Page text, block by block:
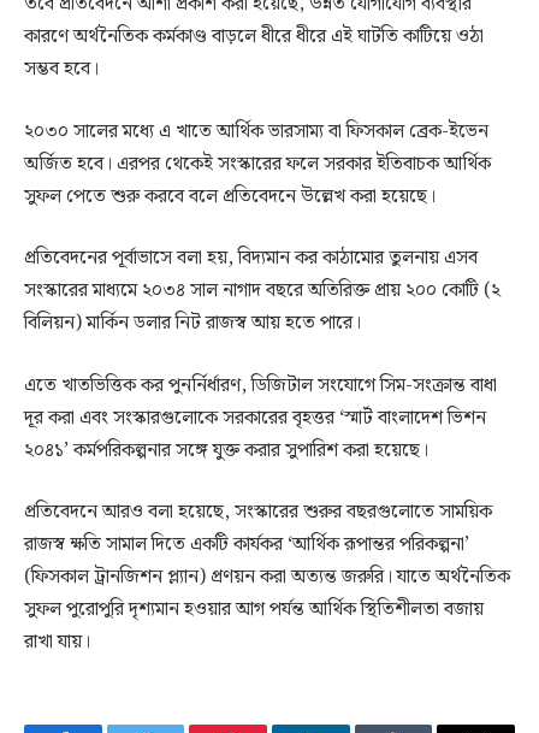
কারণে অর্থনৈতিক কর্মকাণ্ড বাড়লে ধীরে ধীরে এই ঘাটতি কাটিয়ে ওঠা
সম্ভব হবে।
২০৩০ সালের মধ্যে এ খাতে আর্থিক ভারসাম্য বা ফিসকাল ব্রেক-ইভেন
অর্জিত হবে। এরপর থেকেই সংস্কারের ফলে সরকার ইতিবাচক আর্থিক
সুফল পেতে শুরু করবে বলে প্রতিবেদনে উল্লেখ করা হয়েছে।
প্রতিবেদনের পূর্বাভাসে বলা হয়, বিদ্যমান কর কাঠামোর তুলনায় এসব
সংস্কারের মাধ্যমে ২০৩৪ সাল নাগাদ বছরে অতিরিক্ত প্রায় ২০০ কোটি (২
বিলিয়ন) মার্কিন ডলার নিট রাজস্ব আয় হতে পারে।
এতে খাতভিত্তিক কর পুনর্নির্ধারণ, ডিজিটাল সংযোগে সিম-সংক্রান্ত বাধা
দূর করা এবং সংস্কারগুলোকে সরকারের বৃহত্তর ‘স্মার্ট বাংলাদেশ ভিশন
২০৪১’ কর্মপরিকল্পনার সঙ্গে যুক্ত করার সুপারিশ করা হয়েছে।
প্রতিবেদনে আরও বলা হয়েছে, সংস্কারের শুরুর বছরগুলোতে সাময়িক
রাজস্ব ক্ষতি সামাল দিতে একটি কার্যকর ‘আর্থিক রূপান্তর পরিকল্পনা’
(ফিসকাল ট্রানজিশন প্ল্যান) প্রণয়ন করা অত্যন্ত জরুরি। যাতে অর্থনৈতিক
সুফল পুরোপুরি দৃশ্যমান হওয়ার আগ পর্যন্ত আর্থিক স্থিতিশীলতা বজায়
রাখা যায়।